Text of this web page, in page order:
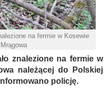
na fermie w Kosewie
znalezione na fermie w
należącej do Polskiej
policję.